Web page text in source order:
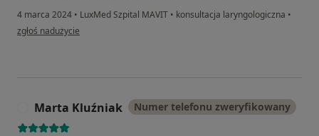
4 marca 2024 • LuxMed Szpital MAVIT • konsultacja laryngologiczna •
w opinii użytkownika Luiza
zgłoś nadużycie
Marta Kluźniak Numer telefonu zweryfikowany